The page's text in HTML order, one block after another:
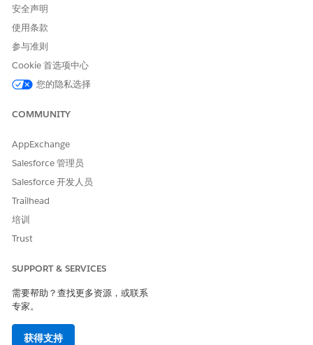
要使用 Life Sciences Cloud for Customer Engagement，用
户需要适当的权限集和权限集许可证。“设置”中的“权限集”页面
描述了每个权限集，并显示了与每个权限集相关的权限集许可
证。
创建客户和个人客户页面布局和记录类型
为您在 Life Sciences Cloud 中创建和维护的医疗保健组织
默认情况下，Salesforce 组织中的生命科学商业应用程序会显
示主页、管理员控制台和客户选项卡。将客户参与选项卡（例如
日历、智能内容和访问）添加到应用程序。该应用程序仅在您安
装 Customer Engagement 受管软件包后在您的组织中可用。
为 Life Sciences Cloud 创建 Lightning 应用程序
通过创建针对 Salesforce 组织中特定用户简档定制的
Lightning 应用程序，帮助现场用户更高效地工作。
通过为生命科学元数据类别和生命科学元数据记录创建对象共享
规则，支持访问客户参与功能。
安全声明
使用条款
参与准则
Cookie 首选项中心
您的隐私选择
COMMUNITY
AppExchange
Salesforce 管理员
Salesforce 开发人员
Trailhead
培训
Trust
SUPPORT & SERVICES
需要帮助？查找更多资源，或联系
专家。
获得支持